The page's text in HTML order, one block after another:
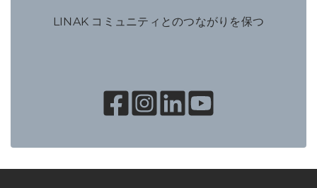
LINAK コミュニティとのつながりを保つ